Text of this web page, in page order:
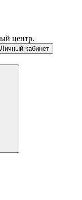
центр.
Личный кабинет